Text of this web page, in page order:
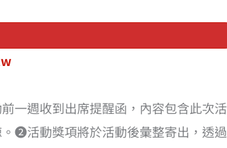
一週收到出席提醒函，內容包含此次活
❷活動獎項將於活動後彙整寄出，透過